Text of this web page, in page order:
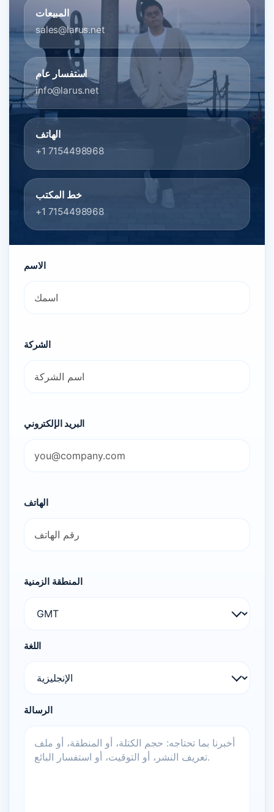
المبيعات
sales@larus.net
استفسار عام
info@larus.net
الهاتف
+1 7154498968
خط المكتب
+1 7154498968
الاسم
الشركة
البريد الإلكتروني
الهاتف
المنطقة الزمنية
اللغة
الرسالة